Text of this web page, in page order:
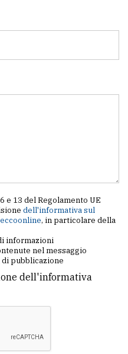
13 del Regolamento UE
dell'informativa sul
, in particolare della
informazioni
nel messaggio
pubblicazione
dell'informativa